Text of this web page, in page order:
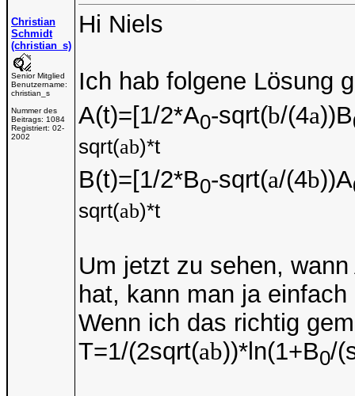
Christian
Schmidt
(christian_s)
Senior Mitglied
Benutzername:
christian_s
Nummer des
Beitrags: 1084
Registriert: 02-
2002
Hi Niels
Ich hab folgene Lösung
A(t)=[1/2*A0-sqrt(b/(4a))B
sqrt(ab)*t
B(t)=[1/2*B0-sqrt(a/(4b))A
sqrt(ab)*t
Um jetzt zu sehen,
hat, kann man ja
Wenn ich das richtig
T=1/(2sqrt(ab))*ln(1+B0/